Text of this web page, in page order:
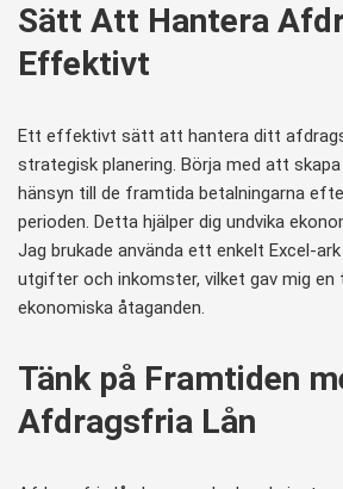
Sätt Att Hantera
Effektivt
Ett effektivt sätt att hantera ditt
strategisk planering. Börja med att
hänsyn till de framtida betalningarna
perioden. Detta hjälper dig undvika
Jag brukade använda ett enkelt Excel-
utgifter och inkomster, vilket gav mig en
ekonomiska åtaganden.
Tänk på Framtiden
Afdragsfria Lån